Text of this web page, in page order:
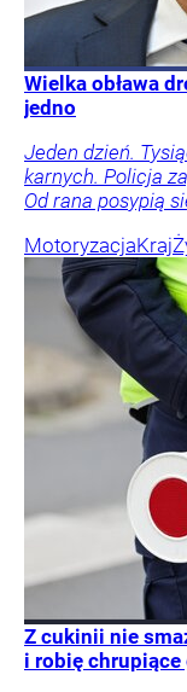
Wielka obława
jedno
Jeden dzień.
karnych. Policja
Od rana posypią
MotoryzacjaKraj
Z cukinii nie
i robię chrupiące